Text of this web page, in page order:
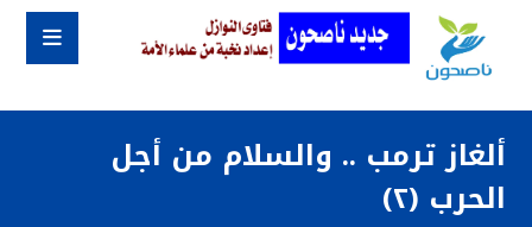
ألغاز ترمب .. والسلام من أجل
الحرب (٢)